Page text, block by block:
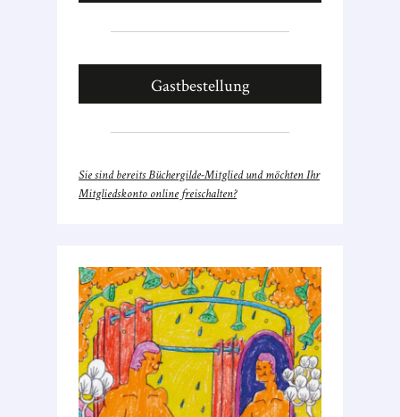
Gastbestellung
Sie sind bereits Büchergilde-Mitglied und möchten Ihr
Mitgliedskonto online freischalten?